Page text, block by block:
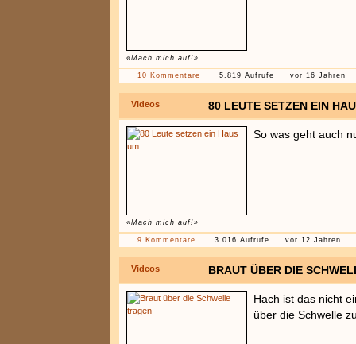
«Mach mich auf!»
10 Kommentare 5.819 Aufrufe vor 16 Jahren
Videos 80 LEUTE SETZEN EIN
«Mach mich auf!»
So was geht auch
9 Kommentare 3.016 Aufrufe vor 12 Jahren
Videos BRAUT ÜBER DIE
Hach ist das nicht
über die Schwelle